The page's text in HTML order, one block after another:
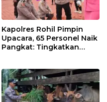
Kapolres Rohil Pimpin
Upacara, 65 Personel Naik
Pangkat: Tingkatkan